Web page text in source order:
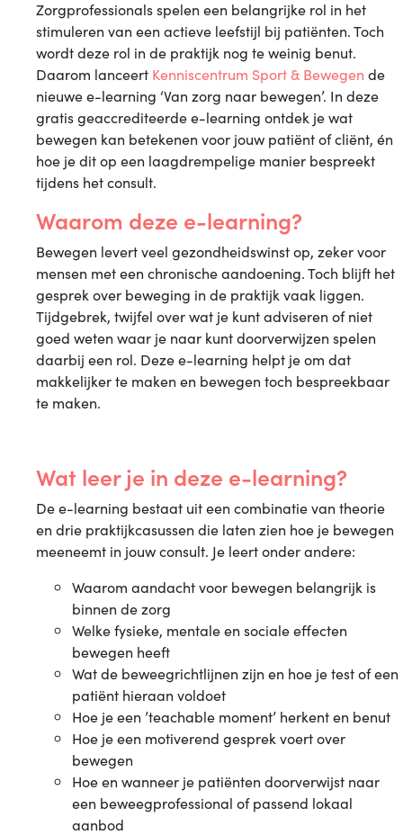
E-
learning:
van
zorg
naar
bewegen
Zorgprofessionals spelen een belangrijke rol in het
stimuleren van een actieve leefstijl bij patiënten. Toch
wordt deze rol in de praktijk nog te weinig benut.
Daarom lanceert Kenniscentrum Sport & Bewegen de
nieuwe e-learning ‘Van zorg naar bewegen’. In deze
gratis geaccrediteerde e-learning ontdek je wat
bewegen kan betekenen voor jouw patiënt of cliënt, én
hoe je dit op een laagdrempelige manier bespreekt
tijdens het consult.
Waarom deze e-learning?
Bewegen levert veel gezondheidswinst op, zeker voor
mensen met een chronische aandoening. Toch blijft het
gesprek over beweging in de praktijk vaak liggen.
Tijdgebrek, twijfel over wat je kunt adviseren of niet
goed weten waar je naar kunt doorverwijzen spelen
daarbij een rol. Deze e-learning helpt je om dat
makkelijker te maken en bewegen toch bespreekbaar
te maken.
Wat leer je in deze e-learning?
De e-learning bestaat uit een combinatie van theorie
en drie praktijkcasussen die laten zien hoe je bewegen
meeneemt in jouw consult. Je leert onder andere:
Waarom aandacht voor bewegen belangrijk is
binnen de zorg
Welke fysieke, mentale en sociale effecten
bewegen heeft
Wat de beweegrichtlijnen zijn en hoe je test of een
patiënt hieraan voldoet
Hoe je een ’teachable moment’ herkent en benut
Hoe je een motiverend gesprek voert over
bewegen
Hoe en wanneer je patiënten doorverwijst naar
een beweegprofessional of passend lokaal
aanbod